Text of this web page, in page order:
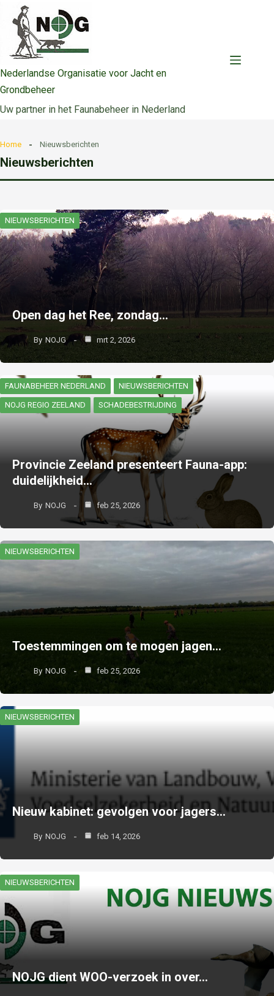
naar
inhoud
Nederlandse Organisatie voor Jacht en
Grondbeheer
Uw partner in het Faunabeheer in Nederland
Home Nieuwsberichten
Nieuwsberichten
NIEUWSBERICHTEN
Open dag het Ree, zondag…
By NOJG mrt 2, 2026
FAUNABEHEER NEDERLAND NIEUWSBERICHTEN
NOJG REGIO ZEELAND SCHADEBESTRIJDING
Provincie Zeeland presenteert Fauna-app:
duidelijkheid…
By NOJG feb 25, 2026
NIEUWSBERICHTEN
Toestemmingen om te mogen jagen…
By NOJG feb 25, 2026
NIEUWSBERICHTEN
Nieuw kabinet: gevolgen voor jagers…
By NOJG feb 14, 2026
NIEUWSBERICHTEN
NOJG dient WOO-verzoek in over…